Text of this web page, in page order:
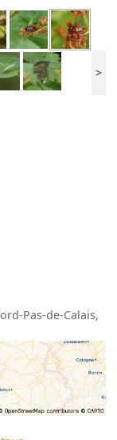
>
Pas-de-Calais,